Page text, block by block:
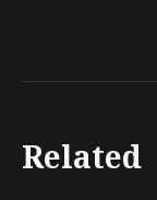
Related